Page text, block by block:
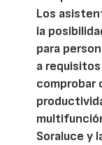
Los
la
para
a
comprobar
Soraluce y